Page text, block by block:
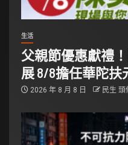
生活
父親節優惠獻禮
展 8/8擔任華陀扶
2026 年 8 月 8 日 民生 頭